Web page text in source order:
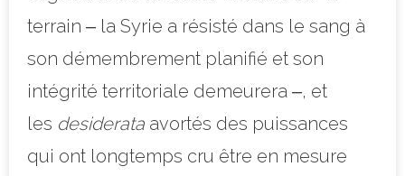
terrain ‒ la Syrie a résisté dans le sang à
son démembrement planifié et son
intégrité territoriale demeurera ‒, et
les desiderata avortés des puissances
qui ont longtemps cru être en mesure